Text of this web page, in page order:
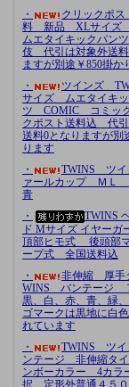
・
クリックポス
料 新品 XLサイズ
ムエタイキックパン
伎 代引は対象外送料
ますが別途￥850掛か
・
ツインズ
サイズ ムエタイキッ
ツ COMIC コミッ
クポスト送料込 代
送料0となりますが別
ります
・
TWINS ツ
ァールカップ ＭＬ
青
・
TWINS
ド Mサイズ イヤー
頂部ヒモ式 後頭部
ープ式 全国送料込
・
非伸縮 厚
WINS バンテージ
黒、白、赤、青、緑
ゴマークは黒地に白
れています
・
TWINS ツ
ンテージ 非伸縮タ
ンボーカラー 4カラ